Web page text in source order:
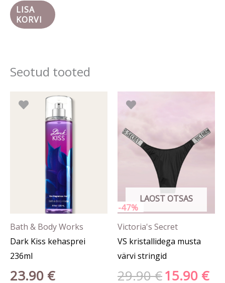
LISA
KORVI
Seotud tooted
Bath & Body Works
Dark Kiss kehasprei
236ml
23.90 €
-47%
LAOST OTSAS
Victoria's Secret
VS kristallidega musta
värvi stringid
29.90€15.90 €
varianti.
Valikuid
saab
teha
tootelehel.